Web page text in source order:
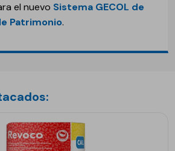
el nuevo Sistema GECOL de
Patrimonio.